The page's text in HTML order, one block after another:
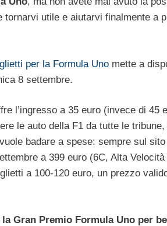
utile e aiutarvi finalmente a
per la Formula Uno mette a
8 settembre.
l’ingresso a 35 euro (invece di 45
le auto della F1 da tutte le
badare a spese: sempre sul
a 399 euro (6C, Alta
a 100-120 euro, un prezzo
la Gran Premio Formula Uno per